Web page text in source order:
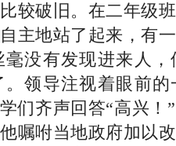
较破旧。在二年级
主地站了起来，有
没有发现进来人
领导注视着眼前
们齐声回答“高兴！
嘱咐当地政府加以